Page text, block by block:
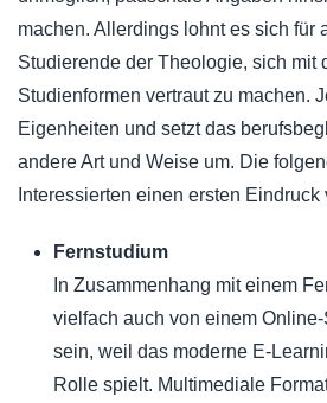
machen. Allerdings lohnt es sich für
Studierende der Theologie, sich mit
Studienformen vertraut zu machen.
Eigenheiten und setzt das
andere Art und Weise um. Die
Interessierten einen ersten Eindruck
Fernstudium
In Zusammenhang mit einem
vielfach auch von einem
sein, weil das moderne E-
Rolle spielt. Multimediale